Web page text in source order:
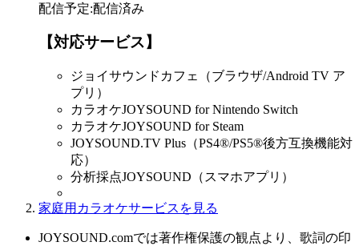
配信予定:配信済み
【対応サービス】
ジョイサウンドカフェ（ブラウザ/Android TV ア
プリ）
カラオケJOYSOUND for Nintendo Switch
カラオケJOYSOUND for Steam
JOYSOUND.TV Plus（PS4®/PS5®後方互換機能対
応）
分析採点JOYSOUND（スマホアプリ）
家庭用カラオケサービスを見る
JOYSOUND.comでは著作権保護の観点より、歌詞の印